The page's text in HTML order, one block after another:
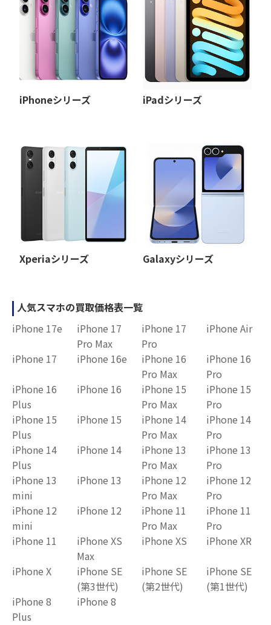
iPhoneシリーズ iPadシリーズ
Xperiaシリーズ Galaxyシリーズ
人気スマホの買取価格表一覧
iPhone 17e
iPhone 17
Pro Max
iPhone 17
Pro
iPhone Air
iPhone 17 iPhone 16e
iPhone 16
Pro Max
iPhone 16
Pro
iPhone 16
Plus
iPhone 16
iPhone 15
Pro Max
iPhone 15
Pro
iPhone 15
Plus
iPhone 15
iPhone 14
Pro Max
iPhone 14
Pro
iPhone 14
Plus
iPhone 14
iPhone 13
Pro Max
iPhone 13
Pro
iPhone 13
mini
iPhone 13
iPhone 12
Pro Max
iPhone 12
Pro
iPhone 12
mini
iPhone 12
iPhone 11
Pro Max
iPhone 11
Pro
iPhone 11
iPhone XS
Max
iPhone XS iPhone XR
iPhone X
iPhone SE
(第3世代)
iPhone SE
(第2世代)
iPhone SE
(第1世代)
iPhone 8
Plus
iPhone 8